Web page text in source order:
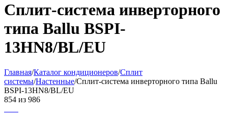
Сплит-система инверторного
типа Ballu BSPI-
13HN8/BL/EU
Главная/Каталог кондиционеров/Сплит
системы/Настенные/Сплит-система инверторного типа Ballu
BSPI-13HN8/BL/EU
854 из 986